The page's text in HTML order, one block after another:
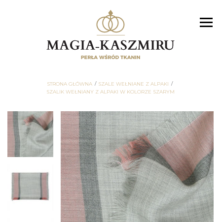
STRONA GŁÓWNA
SZALE WEŁNIANE Z ALPAKI
SZALIK WEŁNIANY Z ALPAKI W KOLORZE SZARYM